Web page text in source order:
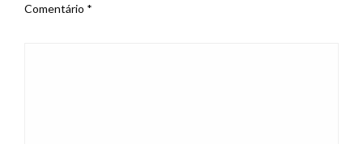
Comentário *